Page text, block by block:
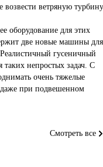
возвести ветряную
оборудование для этих
две новые машины для
гусеничный
непростых задач. С
очень тяжелые
даже при подвешенном
крана вы также
контент станет
Смотреть все